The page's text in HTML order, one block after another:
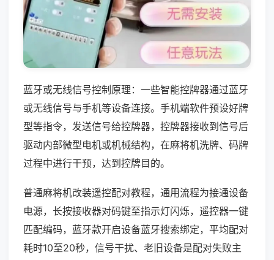
蓝牙或无线信号控制原理：一些智能控牌器通过蓝牙
或无线信号与手机等设备连接。手机端软件预设好牌
型等指令，发送信号给控牌器，控牌器接收到信号后
驱动内部微型电机或机械结构，在麻将机洗牌、码牌
过程中进行干预，达到控牌目的。
普通麻将机改装遥控配对教程，通用流程为接通设备
电源，长按接收器对码键至指示灯闪烁，遥控器一键
匹配编码，蓝牙款开启设备蓝牙搜索绑定，平均配对
耗时10至20秒，信号干扰、老旧设备是配对失败主